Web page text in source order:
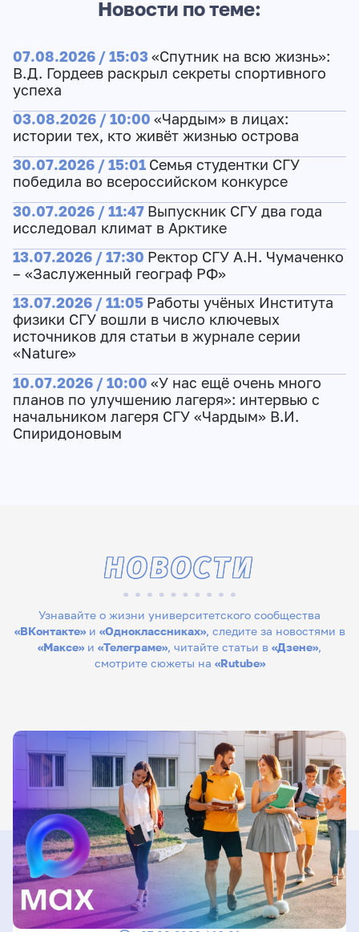
Новости по теме:
07.08.2026 / 15:03«Спутник на всю жизнь»:
В.Д. Гордеев раскрыл секреты спортивного
успеха
03.08.2026 / 10:00 «Чардым» в лицах:
истории тех, кто живёт жизнью острова
30.07.2026 / 15:01 Семья студентки СГУ
победила во всероссийском конкурсе
30.07.2026 / 11:47 Выпускник СГУ два года
исследовал климат в Арктике
13.07.2026 / 17:30 Ректор СГУ А.Н. Чумаченко
– «Заслуженный географ РФ»
13.07.2026 / 11:05 Работы учёных Института
физики СГУ вошли в число ключевых
источников для статьи в журнале серии
«Nature»
10.07.2026 / 10:00 «У нас ещё очень много
планов по улучшению лагеря»: интервью с
начальником лагеря СГУ «Чардым» В.И.
Спиридоновым
Узнавайте о жизни университетского сообщества
«ВКонтакте»и «Одноклассниках», следите за новостями в
«Максе» и «Телеграме», читайте статьи в «Дзене»,
смотрите сюжеты на «Rutube»
НОВОСТИ